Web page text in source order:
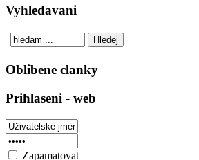
Vyhledavani
Oblibene clanky
Prihlaseni - web
Zapamatovat